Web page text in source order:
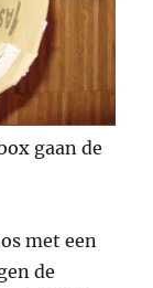
gaan de
met een
de